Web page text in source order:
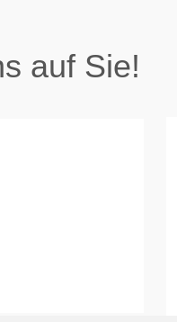
auf Sie!